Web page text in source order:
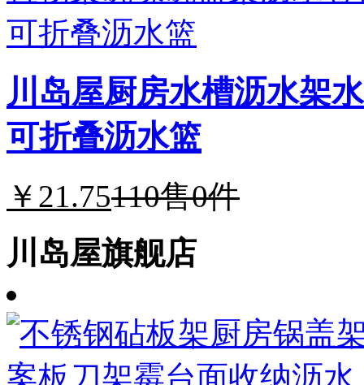
川岛屋厨房水槽沥水架
可折叠沥水篮
￥21.75110售0件
川岛屋旗舰店